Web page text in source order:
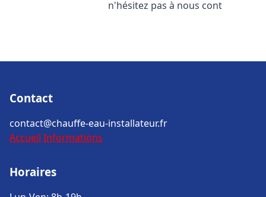
n'hésitez pas à nous cont
Contact
contact@chauffe-eau-installateur.fr
Accueil Informations
Horaires